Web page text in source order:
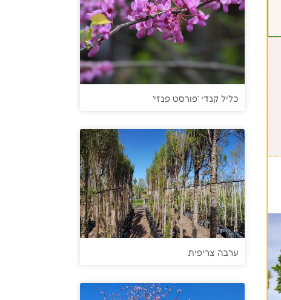
כליל קנדי ‘פורסט פנזי’
ערבה צריפית